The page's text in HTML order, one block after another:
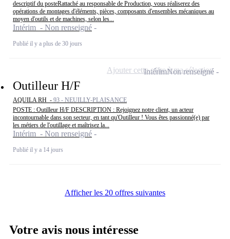
descriptif du posteRattaché au responsable de Production, vous réaliserez des
opérations de montages d'éléments, pièces, composants d'ensembles mécaniques au
moyen d'outils et de machines, selon les...
Intérim - Non renseigné
Publié il y a plus de 30 jours
Outilleur H/F
AQUILA RH - 93 - NEUILLY-PLAISANCE
POSTE : Outilleur H/F DESCRIPTION : Rejoignez notre client, un acteur
incontournable dans son secteur, en tant qu'Outilleur ! Vous êtes passionné(e) par
les métiers de l'outillage et maîtrisez la...
Intérim - Non renseigné
Publié il y a 14 jours
IntérimNon renseigné
Ajouter cette offre à ma sélection
Afficher les 20 offres suivantes
Votre avis nous intéresse